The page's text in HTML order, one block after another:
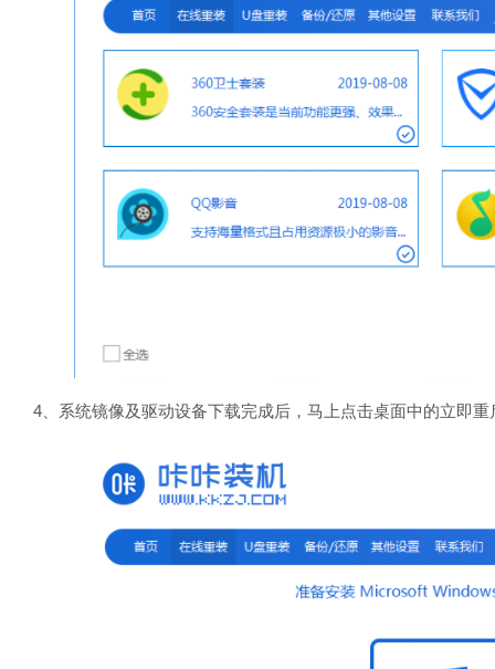
4、系统镜像及驱动设备下载完成后，马上点击桌面中的立即重